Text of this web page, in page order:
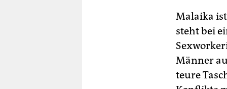
Malaika
steht bei
Männer
teure